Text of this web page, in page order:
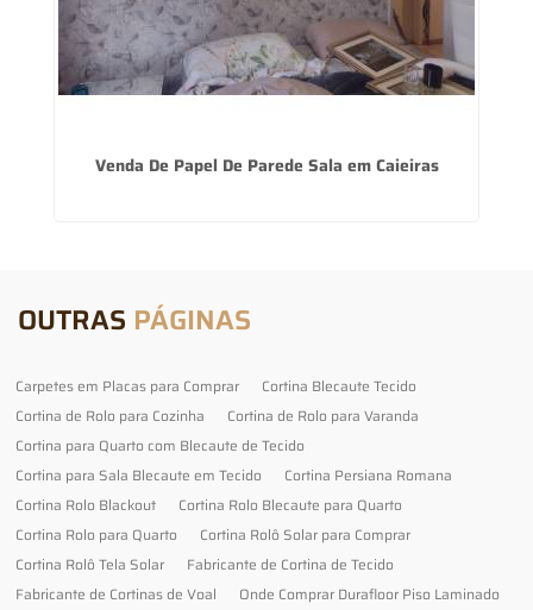
Venda De Papel De Parede Sala em Caieiras
OUTRAS PÁGINAS
Carpetes em Placas para Comprar
Cortina Blecaute Tecido
Cortina de Rolo para Cozinha
Cortina de Rolo para Varanda
Cortina para Quarto com Blecaute de Tecido
Cortina para Sala Blecaute em Tecido
Cortina Persiana Romana
Cortina Rolo Blackout
Cortina Rolo Blecaute para Quarto
Cortina Rolo para Quarto
Cortina Rolô Solar para Comprar
Cortina Rolô Tela Solar
Fabricante de Cortina de Tecido
Fabricante de Cortinas de Voal
Onde Comprar Durafloor Piso Laminado